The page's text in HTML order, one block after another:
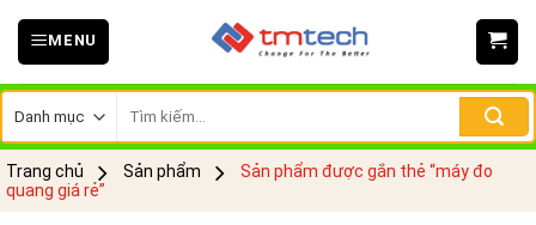
Skip
MENU
kiếm:
Trang chủ Sản phẩm
Sản phẩm được gắn thẻ “máy đo
quang giá rẻ”